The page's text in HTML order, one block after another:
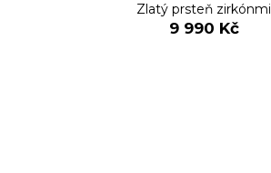
Zlatý prsteň zirkónmi
9 990 Kč